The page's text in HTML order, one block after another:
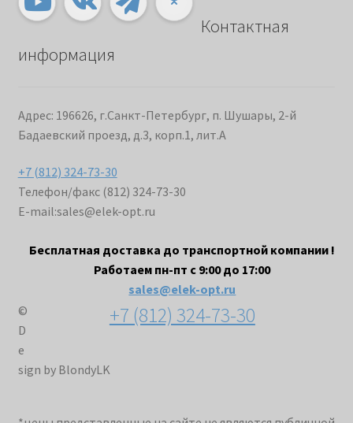
Контактная
информация
Адрес: 196626, г.Санкт-Петербург, п. Шушары, 2-й
Бадаевский проезд, д.3, корп.1, лит.А
+7 (812) 324-73-30
Телефон/факс (812) 324-73-30
E-mail:sales@elek-opt.ru
Бесплатная доставка до транспортной компании !
Работаем пн-пт с 9:00 до 17:00
sales@elek-opt.ru
+7 (812) 324-73-30
©
D
e
sign by BlondyLK